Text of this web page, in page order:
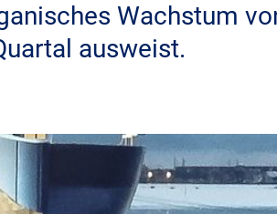
Wachstum
ausweist.